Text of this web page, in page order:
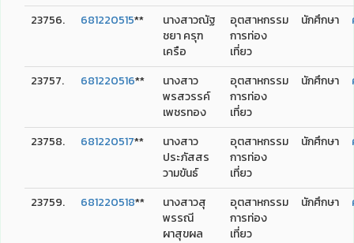
23756. 681220515**
นางสาวณัฐ
ชยา ครุฑ
เครือ
อุตสาหกรรม
การท่อง
เที่ยว
นักศึกษา
23757. 681220516**
นางสาว
พรสวรรค์
เพชรทอง
อุตสาหกรรม
การท่อง
เที่ยว
นักศึกษา
23758. 681220517**
นางสาว
ประภัสสร
วามขันธ์
อุตสาหกรรม
การท่อง
เที่ยว
นักศึกษา
23759. 681220518**
นางสาวสุ
พรรณี
ผาสุขผล
อุตสาหกรรม
การท่อง
เที่ยว
นักศึกษา